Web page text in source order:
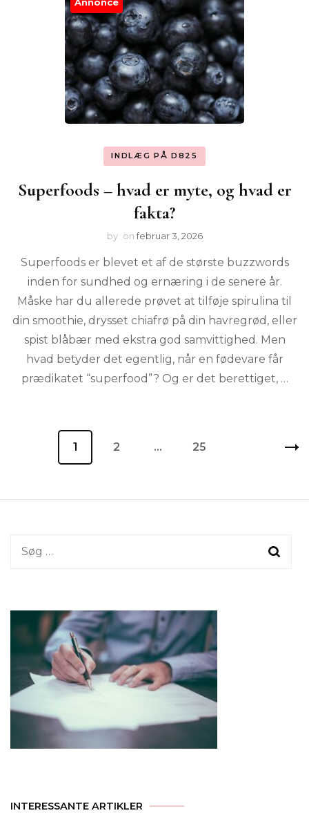
INDLÆG PÅ D825
Superfoods – hvad er myte, og hvad er
fakta?
by onfebruar 3, 2026
Superfoods er blevet et af de største buzzwords
inden for sundhed og ernæring i de senere år.
Måske har du allerede prøvet at tilføje spirulina til
din smoothie, drysset chiafrø på din havregrød, eller
spist blåbær med ekstra god samvittighed. Men
hvad betyder det egentlig, når en fødevare får
prædikatet “superfood”? Og er det berettiget, …
Page
1 Page
2 … Page
25
Søg
INTERESSANTE ARTIKLER